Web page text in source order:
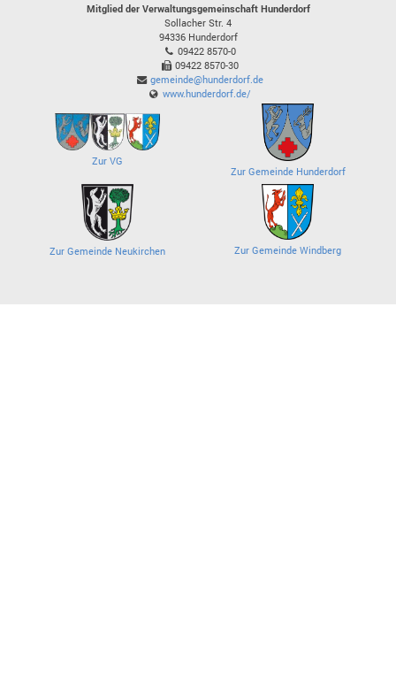
Mitglied der Verwaltungsgemeinschaft Hunderdorf
Sollacher Str. 4
94336 Hunderdorf
09422 8570-0
09422 8570-30
gemeinde@hunderdorf.de
www.hunderdorf.de/
Zur VG
Zur Gemeinde Hunderdorf
Zur Gemeinde Neukirchen Zur Gemeinde Windberg